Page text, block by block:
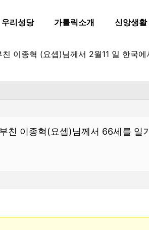
우리성당 가톨릭소개 신앙생활
이종혁 (요셉)님께서 2월11 일 한국에
이종혁(요셉)님께서 66세를 일